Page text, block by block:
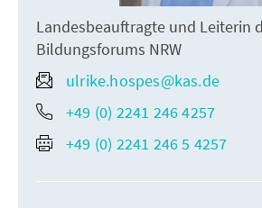
Landesbeauftragte und Leiterin
Bildungsforums NRW
ulrike.hospes@kas.de
+49 (0) 2241 246 4257
+49 (0) 2241 246 5 4257